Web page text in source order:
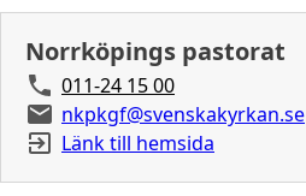
Norrköpings pastorat
011-24 15 00
nkpkgf@svenskakyrkan.se
Länk till hemsida